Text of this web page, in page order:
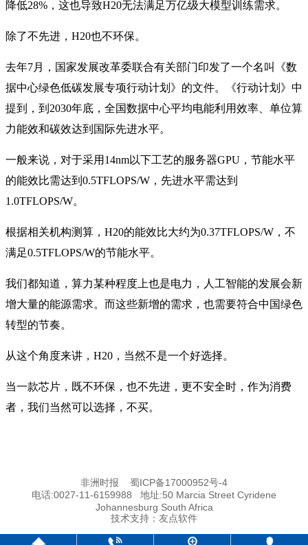
降低28%，这也导致H20无法满足万亿级大模型训练需求。
除了不先进，H20也不环保。
去年7月，国家发展改革委联合有关部门印发了一个名叫《数
据中心绿色低碳发展专项行动计划》的文件。《行动计划》中
提到，到2030年底，全国数据中心平均电能利用效率、单位算
力能效和碳效达到国际先进水平。
一般来说，对于采用14nm以下工艺的服务器GPU，节能水平
的能效比需达到0.5TFLOPS/W，先进水平需达到
1.0TFLOPS/W。
根据相关机构测算，H20的能效比大约为0.37TFLOPS/W，不
满足0.5TFLOPS/W的节能水平。
我们都知道，算力某种程度上也是电力，人工智能的发展会新
增大量的能源需求。而这些新增的需求，也需要符合中国绿色
转型的节奏。
从这个角度来讲，H20，当然不是一个好选择。
当一款芯片，既不环保，也不先进，更不安全时，作为消费
者，我们当然可以选择，不买。
非洲时报 蜀ICP备17000952号-4
电话:0027-11-6159988 地址:50 Marcia Street Cyridene
Johannesburg South Africa
技术支持： 友点软件